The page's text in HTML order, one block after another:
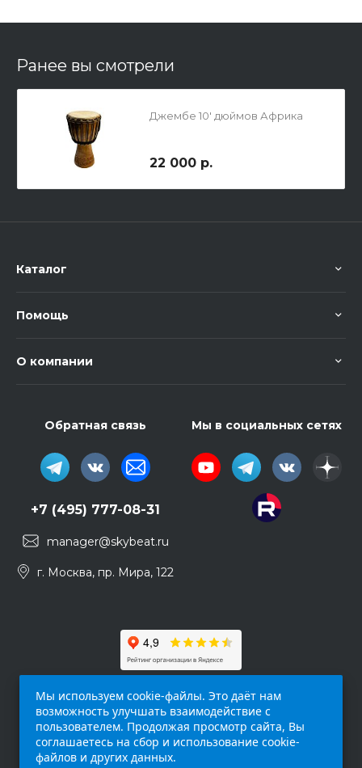
Ранее вы смотрели
Джембе 10' дюймов Африка
22 000 р.
Каталог
Помощь
О компании
Обратная связь
+7 (495) 777-08-31
manager@skybeat.ru
г. Москва, пр. Мира, 122
Мы в социальных сетях
Мы используем cookie-файлы. Это даёт нам
возможность улучшать взаимодействие с
пользователем. Продолжая просмотр сайта, Вы
соглашаетесь на сбор и использование cookie-
файлов и других данных.